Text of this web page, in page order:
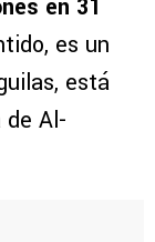
en 31
es un
está
de Al-